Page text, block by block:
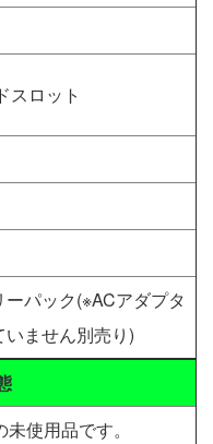
スロット
パック(※ACアダプタ
ません別売り)
使用品です。